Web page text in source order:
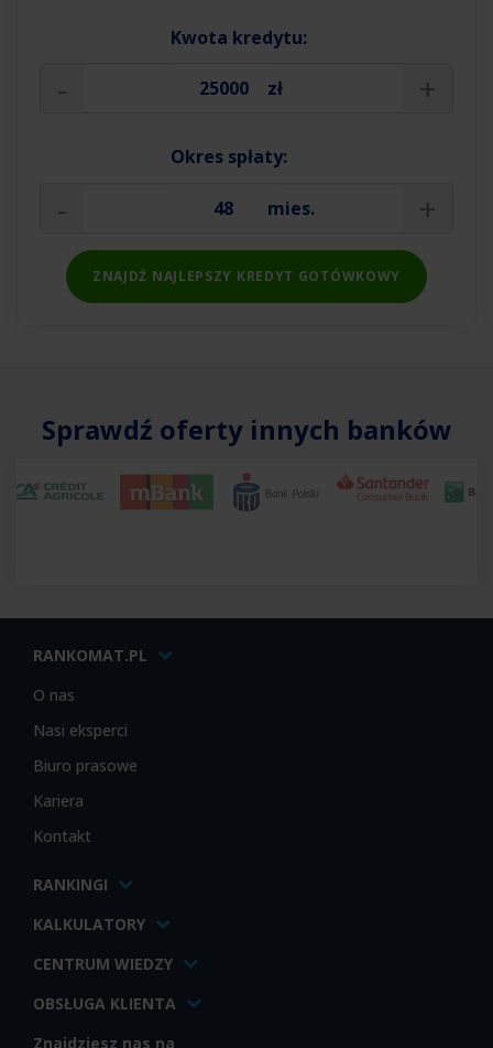
Kwota kredytu:
- zł +
Okres spłaty:
- mies. +
ZNAJDŹ NAJLEPSZY KREDYT GOTÓWKOWY
Sprawdź oferty innych banków
RANKOMAT.PL
O nas
Nasi eksperci
Biuro prasowe
Kariera
Kontakt
RANKINGI
KALKULATORY
CENTRUM WIEDZY
OBSŁUGA KLIENTA
Znajdziesz nas na